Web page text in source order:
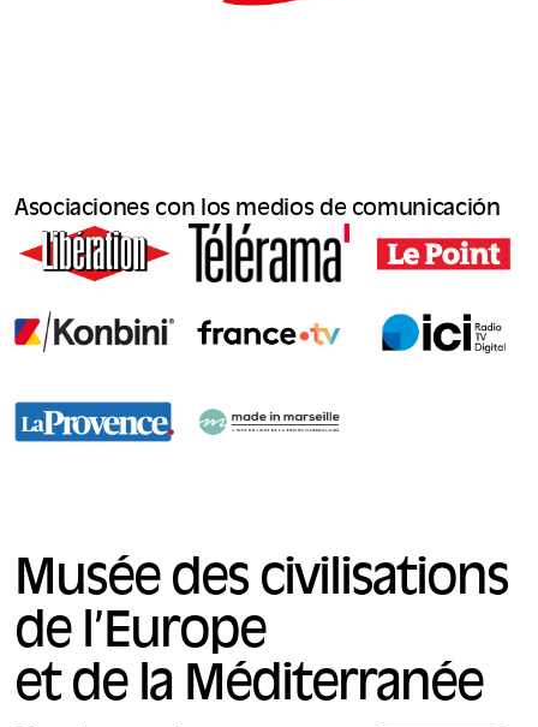
Asociaciones con los medios de comunicación
Musée des civilisations
de l’Europe
et de la Méditerranée